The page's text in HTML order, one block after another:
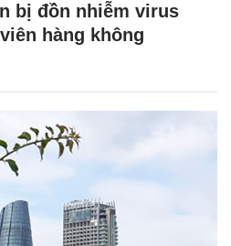
bị đồn nhiễm virus
hàng không